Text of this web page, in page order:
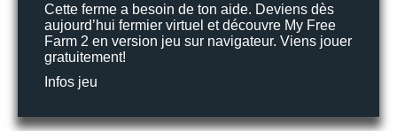
Cette ferme a besoin de ton aide. Deviens dès
aujourd’hui fermier virtuel et découvre My Free
Farm 2 en version jeu sur navigateur. Viens jouer
gratuitement!
Infos jeu